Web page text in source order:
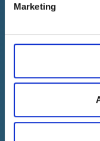
Marketing
1